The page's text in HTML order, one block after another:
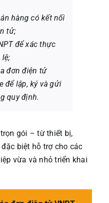
hàng có kết nối
tử;
để xác thực
đơn điện tử
để lập, ký và gửi
quy định.
gói – từ thiết bị,
biệt hỗ trợ cho các
vừa và nhỏ triển khai